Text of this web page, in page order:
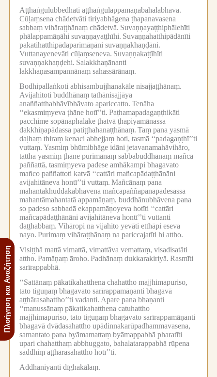
Πλοήγηση και Αναζήτηση
Aṭṭhaṅgulubbedhāti aṭṭhaṅgulappamāṇabahalabhāvā.
Cūḷaṃsena chādetvāti tiriyabhāgena ṭhapanavasena
sabbaṃ vihāraṭṭhānaṃ chādetvā. Suvaṇṇayaṭṭhiphālehīti
phālappamāṇāhi suvaṇṇayaṭṭhīhi. Suvaṇṇahatthipādānīti
pakatihatthipādaparimāṇāni suvaṇṇakhaṇḍāni.
Vuttanayenevāti cūḷaṃseneva. Suvaṇṇakaṭṭīhīti
suvaṇṇakhaṇḍehi. Salakkhaṇānanti
lakkhaṇasampannānaṃ sahassārānaṃ.
Bodhipallaṅkoti abhisambujjhanakāle nisajjaṭṭhānaṃ.
Avijahitoti buddhānaṃ tathānisajjāya
anaññatthabhāvībhāvato apariccatto. Tenāha
‘‘ekasmiṃyeva ṭhāne hotī’’ti. Paṭhamapadagaṇṭhikāti
pacchime sopānaphalake ṭhatvā ṭhapiyamānassa
dakkhiṇapādassa patiṭṭhahanaṭṭhānaṃ. Taṃ pana yasmā
daḷhaṃ thiraṃ kenaci abhejjaṃ hoti, tasmā ‘‘padagaṇṭhī’’ti
vuttaṃ. Yasmiṃ bhūmibhāge idāni jetavanamahāvihāro,
tattha yasmiṃ ṭhāne purimānaṃ sabbabuddhānaṃ mañcā
paññattā, tasmiṃyeva padese amhākampi bhagavato
mañco paññattoti katvā ‘‘cattāri mañcapādaṭṭhānāni
avijahitāneva hontī’’ti vuttaṃ. Mañcānaṃ pana
mahantakhuddakabhāvena mañcapaññāpanapadesassa
mahantāmahantatā appamāṇaṃ, buddhānubhāvena pana
so padeso sabbadā ekappamāṇoyeva hotīti ‘‘cattāri
mañcapādaṭṭhānāni avijahitāneva hontī’’ti vuttanti
daṭṭhabbaṃ. Vihāropi na vijahito yevāti etthāpi eseva
nayo. Purimaṃ vihāraṭṭhānaṃ na pariccajatīti hi attho.
Visiṭṭhā mattā vimattā, vimattāva vemattaṃ, visadisatāti
attho. Pamāṇaṃ āroho. Padhānaṃ dukkarakiriyā. Rasmīti
sarīrappabhā.
‘‘Sattānaṃ pākatikahatthena chahattho majjhimapuriso,
tato tiguṇaṃ bhagavato sarīrappamāṇanti bhagavā
aṭṭhārasahattho’’ti vadanti. Apare pana bhaṇanti
‘‘manussānaṃ pākatikahatthena catuhattho
majjhimapuriso, tato tiguṇaṃ bhagavato sarīrappamāṇanti
bhagavā dvādasahattho upādinnakarūpadhammavasena,
samantato pana byāmamattaṃ byāmappabhā pharatīti
upari chahatthaṃ abbhuggato, bahalatarappabhā rūpena
saddhiṃ aṭṭhārasahattho hotī’’ti.
Addhaniyanti dīghakālaṃ.